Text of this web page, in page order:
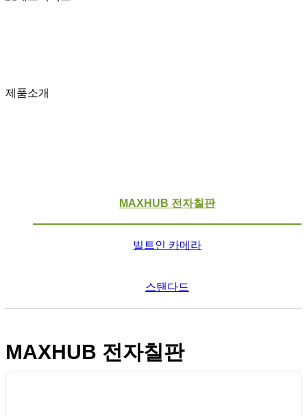
제품소개
MAXHUB 전자칠판
빌트인 카메라
스탠다드
MAXHUB 전자칠판